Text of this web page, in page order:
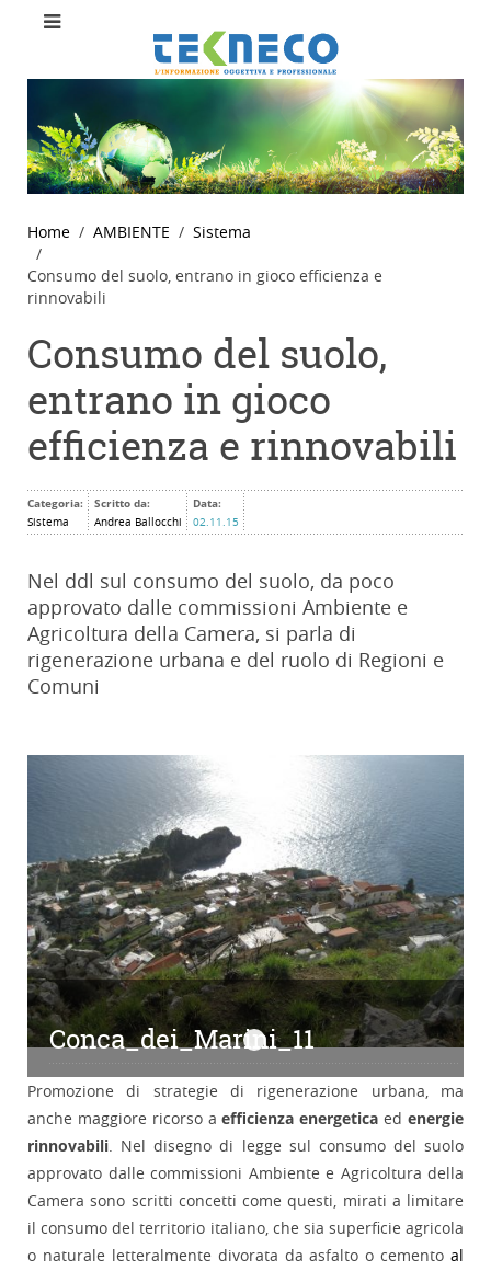
Home AMBIENTE Sistema
Consumo del suolo, entrano in gioco efficienza e
rinnovabili
Consumo del suolo,
entrano in gioco
efficienza e rinnovabili
Categoria:
Sistema
Scritto da:
Andrea Ballocchi
Data:
02.11.15
Nel ddl sul consumo del suolo, da poco
approvato dalle commissioni Ambiente e
Agricoltura della Camera, si parla di
rigenerazione urbana e del ruolo di Regioni e
Comuni
Conca_dei_Marini_11Conca_dei_Marini_11
Promozione di strategie di rigenerazione urbana, ma
anche maggiore ricorso aefficienza energetica edenergie
rinnovabili. Nel disegno di legge sul consumo del suolo
approvato dalle commissioni Ambiente e Agricoltura della
Camera sono scritti concetti come questi, mirati a limitare
il consumo del territorio italiano, che sia superficie agricola
o naturale letteralmente divorata da asfalto o cemento al